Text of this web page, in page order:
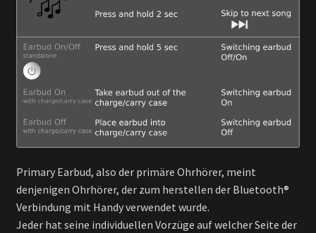
Primary Earbud, also der primäre Ohrhörer, meint
denjenigen Ohrhörer, der zum herstellen der Bluetooth®
Verbindung mit Handy verwendet wurde.
Jeder hat seine individuellen Vorzüge auf welcher Seite der